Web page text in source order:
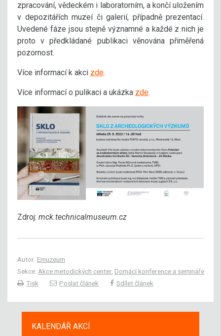
zpracování, vědeckém i laboratorním, a končí uložením
v depozitářích muzeí či galerií, případně prezentací.
Uvedené fáze jsou stejně významné a každé z nich je
proto v předkládané publikaci věnována přiměřená
pozornost.
Více informací k akci zde.
Více informací o pulikaci a ukázka zde.
Zdroj: mck.technicalmuseum.cz
Autor: Emuzeum
Sekce: Akce metodických center, Domácí konference a semináře
Tisk
Poslat článek Sdílet článek
KALENDÁŘ AKCÍ